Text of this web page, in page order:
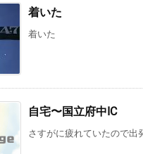
着いた
着いた
自宅〜国立府中IC
さすがに疲れていたので出